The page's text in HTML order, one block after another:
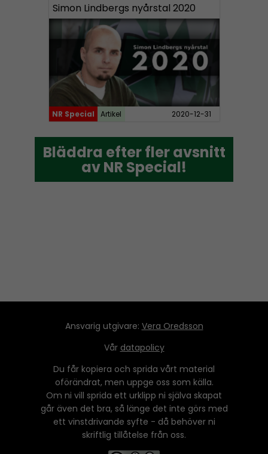
Simon Lindbergs nyårstal 2020
NR Special Artikel 2020-12-31
Bläddra efter fler avsnitt
av NR Special!
Bläddra efter fler avsnitt
av NR Special!
Ansvarig utgivare: Vera Oredsson
Vår datapolicy
Du får kopiera och sprida vårt material
oförändrat, men uppge oss som källa.
Om ni vill sprida ett urklipp ni själva skapat
går även det bra, så länge det inte görs med
ett vinstdrivande syfte - då behöver ni
skriftlig tillåtelse från oss.